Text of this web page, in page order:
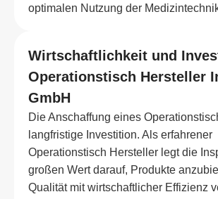
optimalen Nutzung der
Wirtschaftlichkeit und
Operationstisch Hersteller
GmbH
Die Anschaffung eines
langfristige Investition. Als erfahrener
Operationstisch Hersteller legt die
großen Wert darauf, Produkte
Qualität mit wirtschaftlicher Effizienz